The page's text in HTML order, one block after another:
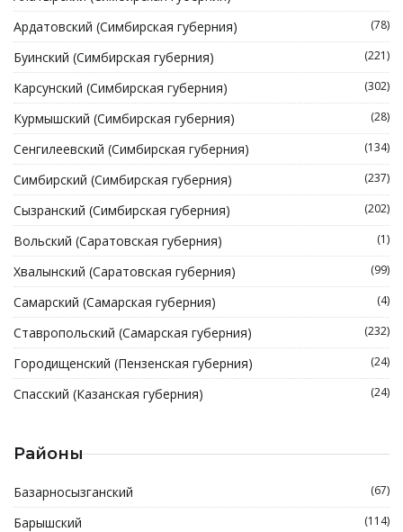
Ардатовский (Симбирская губерния) (78)
Буинский (Симбирская губерния) (221)
Карсунский (Симбирская губерния) (302)
Курмышский (Симбирская губерния) (28)
Сенгилеевский (Симбирская губерния) (134)
Симбирский (Симбирская губерния) (237)
Сызранский (Симбирская губерния) (202)
Вольский (Саратовская губерния) (1)
Хвалынский (Саратовская губерния) (99)
Самарский (Самарская губерния) (4)
Ставропольский (Самарская губерния) (232)
Городищенский (Пензенская губерния) (24)
Спасский (Казанская губерния) (24)
Районы
Базарносызганский (67)
Барышский (114)